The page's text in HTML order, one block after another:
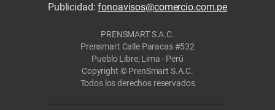
Publicidad:fonoavisos@comercio.com.pe
PRENSMART S.A.C.
Prensmart Calle Paracas #532
Pueblo Libre, Lima - Perú
Copyright © PrenSmart S.A.C.
Todos los derechos reservados